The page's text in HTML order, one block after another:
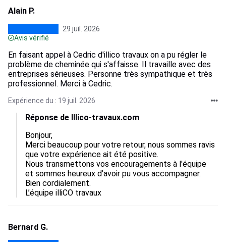
Alain P.
29 juil. 2026
Avis vérifié
En faisant appel à Cedric d'illico travaux on a pu régler le
problème de cheminée qui s'affaisse. Il travaille avec des
entreprises sérieuses. Personne très sympathique et très
professionnel. Merci à Cedric.
Expérience du : 19 juil. 2026
Réponse de Illico-travaux.com
Bonjour,
Merci beaucoup pour votre retour, nous sommes ravis
que votre expérience ait été positive.
Nous transmettons vos encouragements à l'équipe
et sommes heureux d'avoir pu vous accompagner.
Bien cordialement.
L’équipe illiCO travaux
Bernard G.